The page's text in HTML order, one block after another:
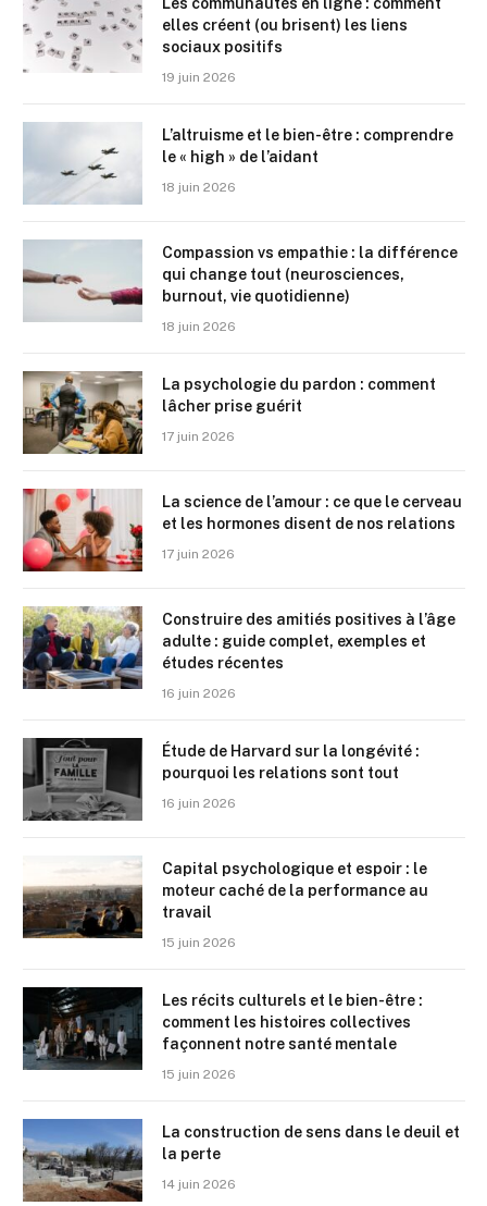
elles créent (ou brisent) les liens
sociaux positifs
19 juin 2026
L’altruisme et le bien-être : comprendre
le « high » de l’aidant
18 juin 2026
Compassion vs empathie : la différence
qui change tout (neurosciences,
burnout, vie quotidienne)
18 juin 2026
La psychologie du pardon : comment
lâcher prise guérit
17 juin 2026
La science de l’amour : ce que le cerveau
et les hormones disent de nos relations
17 juin 2026
Construire des amitiés positives à l’âge
adulte : guide complet, exemples et
études récentes
16 juin 2026
Étude de Harvard sur la longévité :
pourquoi les relations sont tout
16 juin 2026
Capital psychologique et espoir : le
moteur caché de la performance au
travail
15 juin 2026
Les récits culturels et le bien-être :
comment les histoires collectives
façonnent notre santé mentale
15 juin 2026
La construction de sens dans le deuil et
la perte
14 juin 2026